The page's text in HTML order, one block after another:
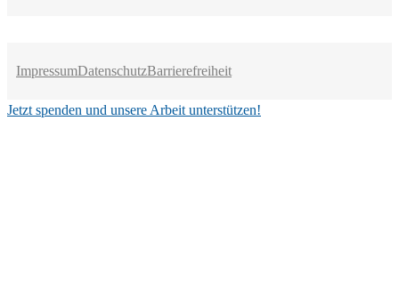
ImpressumDatenschutzBarrierefreiheit
Jetzt spenden und unsere Arbeit unterstützen!